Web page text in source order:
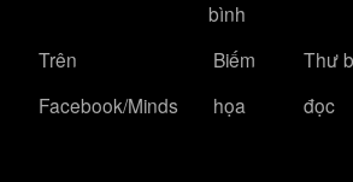
bình
Trên
Facebook/Minds
Biếm
họa
Thư
đọc